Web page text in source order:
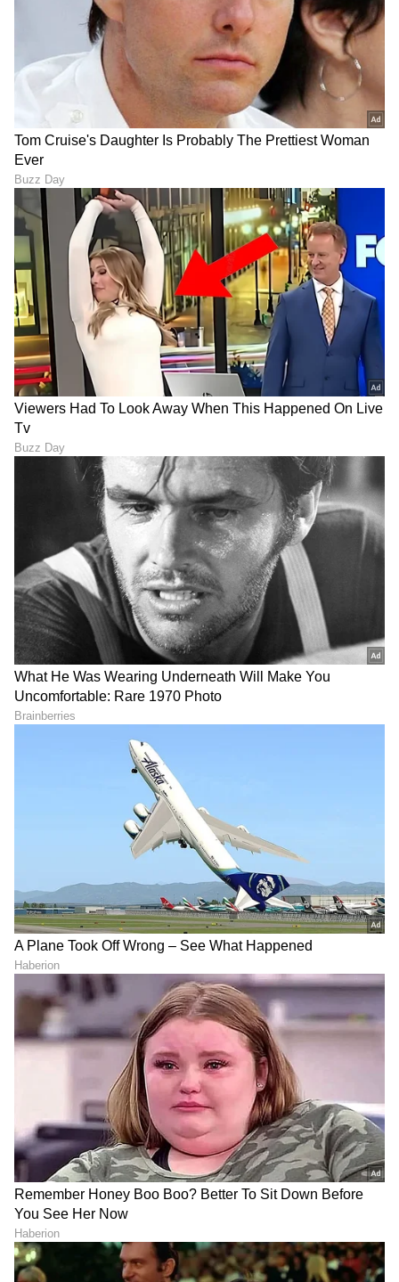
8
ಒಂದು ಗಡ್ಡೆ ಕಾಣಿಸಿಕೊಂಡಾಗ ಇದನ್ನು ಮಾಡಿ
ಗಡ್ಡೆ, ಊತ ಅಥವಾ ನೋವಿನಂತಹ ಭಾವನೆ, ಯಾವುದೇ
ಬದಲಾವಣೆ ಉಂಟಾದರೆ ಈ ಸಂದರ್ಭದಲ್ಲಿ ವೈದ್ಯರನ್ನು
ಸಂಪರ್ಕಿಸೋದು ಬಹಳ ಮುಖ್ಯ. ಈ ರೋಗಲಕ್ಷಣಗಳು ಇತರ
ಪರಿಸ್ಥಿತಿಗಳಿಂದಾಗಿಯೂ ಉಂಟಾಗಬಹುದು, ಆದರೂ
ವೈದ್ಯರನ್ನು ಸಂಪರ್ಕಿಸೋದು(Consult doctor)ಮುಖ್ಯ,
ಇದರಿಂದ ವೃಷಣ ಕ್ಯಾನ್ಸರ್ ಅಥವಾ ಇತರ ಯಾವುದೇ
ಪ್ರಮುಖ ಆರೋಗ್ಯ ಸಮಸ್ಯೆಯ ಅಪಾಯವನ್ನು
ತಪ್ಪಿಸಬಹುದು.
LATEST VIDEOS
SN Suvarna News
ಪುರುಷರು
ಆರೋಗ್ಯ, ಸೌಂದರ್ಯ, ಫಿಟ್‌ನೆಸ್,ಕಿಚನ್ ಟಿಪ್ಸ್‌ ,
ಫ್ಯಾಷನ್,ರೆಸಿಪಿಅಪ್ಡೇಟ್‌ಗಳಿಗಾಗಿ
ಏಷ್ಯಾನೆಟ್ ಸುವರ್ಣ ನ್ಯೂಸ್‌ ಫಾಲೋ ಮಾಡಿ.
ಸಂಪೂರ್ಣ ಮಾಹಿತಿ ಒಂದೇ ಕ್ಲಿಕ್‌ನಲ್ಲಿ ಲಭ್ಯ. ಏಷ್ಯಾನೆಟ್
ಸುವರ್ಣ ನ್ಯೂಸ್ ಅಧಿಕೃತ ಆ್ಯಪ್ ಡೌನ್‌ಲೋಡ್ ಮಾಡಿ
ಹಾಗು ಎಲ್ಲಾ ಅಪ್‌ಡೇಟ್ ಗಳನ್ನು ಪಡೆಯಿರಿ.